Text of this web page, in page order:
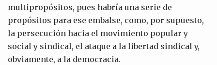
multipropósitos, pues habría una serie de
propósitos para ese embalse, como, por supuesto,
la persecución hacia el movimiento popular y
social y sindical, el ataque a la libertad sindical y,
obviamente, a la democracia.